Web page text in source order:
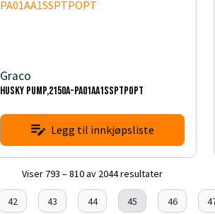
Graco
HUSKY PUMP,2150A-PA01AA1SSPTPOPT
Legg til innkjøpsliste
Viser 793 – 810 av 2044 resultater
42 43 44 45 46